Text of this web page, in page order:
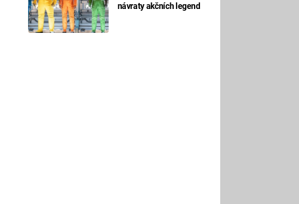
návraty akčních legend